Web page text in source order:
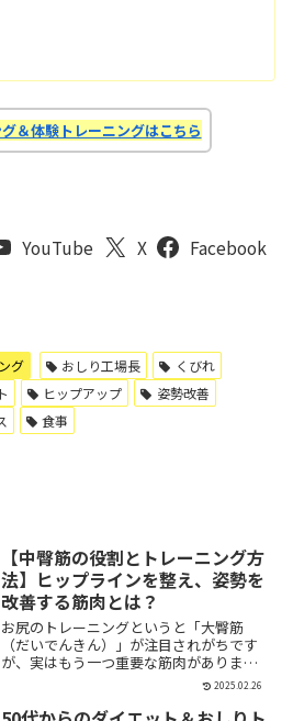
＆体験トレーニングはこちら
YouTube X Facebook
グ おしり工場長
くびれ
ヒップアップ
姿勢改善
食事
【中臀筋の役割とトレーニング方
法】ヒップラインを整え、姿勢を
改善する筋肉とは？
お尻のトレーニングというと「大臀筋
（だいでんきん）」が注目されがちです
が、実はもう一つ重要な筋肉がありま
す。それが**「中臀筋（ちゅうでんき
ん）」**です。中臀筋は、お尻の横に位
置する筋肉で、ヒップラインの引き締め
2025.02.26